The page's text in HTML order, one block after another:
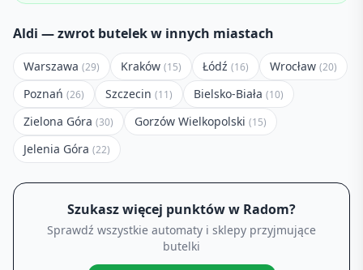
Aldi — zwrot butelek w innych miastach
Warszawa (29) Kraków (15) Łódź (16) Wrocław (20)
Poznań (26) Szczecin (11) Bielsko-Biała (10)
Zielona Góra (30) Gorzów Wielkopolski (15)
Jelenia Góra (22)
Szukasz więcej punktów w Radom?
Sprawdź wszystkie automaty i sklepy przyjmujące
butelki